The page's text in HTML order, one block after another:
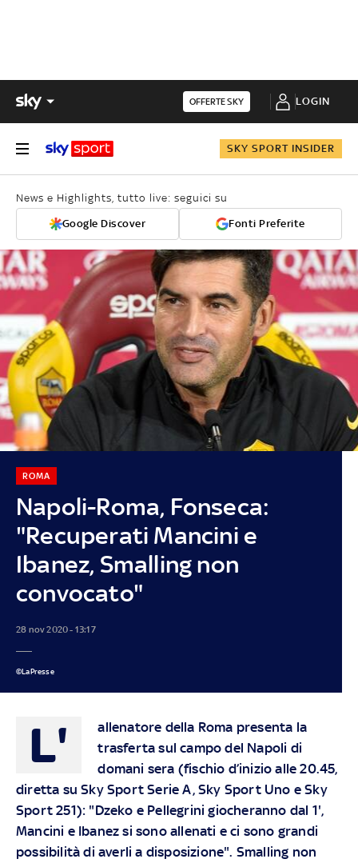
OFFERTE SKY LOGIN
SKY SPORT INSIDER
News e Highlights, tutto live: seguici su
Google Discover Fonti Preferite
Napoli-Roma, Fonseca:
"Recuperati Mancini e
Ibanez, Smalling non
convocato"
ROMA
28 nov 2020 - 13:17
©LaPresse
L'
allenatore della Roma presenta la
trasferta sul campo del Napoli di
domani sera (fischio d’inizio alle 20.45,
diretta su Sky Sport Serie A, Sky Sport Uno e Sky
Sport 251): "Dzeko e Pellegrini giocheranno dal 1',
Mancini e Ibanez si sono allenati e ci sono grandi
possibilità di averli a disposizione". Smalling non